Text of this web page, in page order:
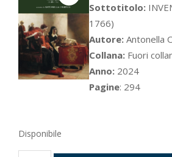
originale
€18.00.
Sottotitolo:
1766)
Autore: Antonella
Collana: Fuori
Anno: 2024
Pagine: 294
Disponibile